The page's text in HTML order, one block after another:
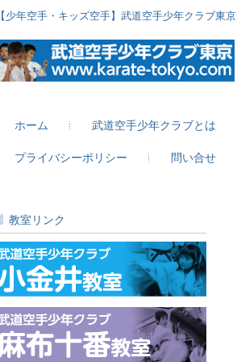
【少年空手・キッズ空手】武道空手少年クラブ東京
ホーム 武道空手少年クラブとは
プライバシーポリシー 問い合せ
教室リンク